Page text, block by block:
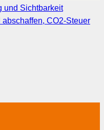
und Sichtbarkeit
CO2-Steuer